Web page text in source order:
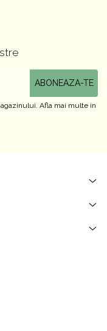
Afla mai multe in